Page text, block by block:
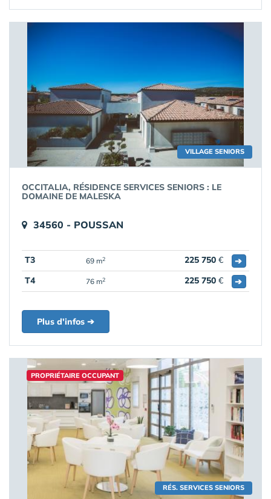
VILLAGE SENIORS
OCCITALIA, RÉSIDENCE SERVICES SENIORS : LE
DOMAINE DE MALESKA
34560 - POUSSAN
T3 69 m2 225 750 €
➔
T4
76 m2 225 750 € ➔
Plus d'infos ➔
RÉS. SERVICES SENIORS
PROPRIÉTAIRE OCCUPANT